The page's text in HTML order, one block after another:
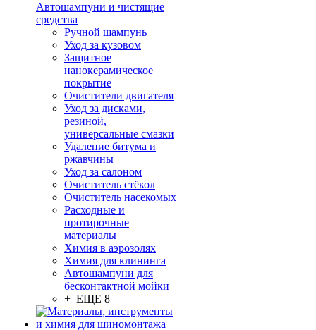
Автошампуни и чистящие
средства
Ручной шампунь
Уход за кузовом
Защитное
нанокерамическое
покрытие
Очистители двигателя
Уход за дисками,
резиной,
универсальные смазки
Удаление битума и
ржавчины
Уход за салоном
Очиститель стёкол
Очиститель насекомых
Расходные и
протирочные
материалы
Химия в аэрозолях
Химия для клининга
Автошампуни для
бесконтактной мойки
+ ЕЩЕ 8